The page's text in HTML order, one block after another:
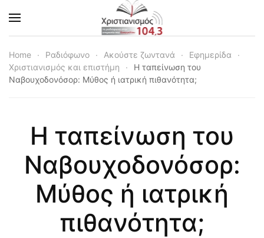
Skip to main content
Home Ραδιόφωνο Ακούστε ζωντανά
Εφημερίδα
Χριστιανισμός και επιστήμη
Η ταπείνωση του
Ναβουχοδονόσορ: Μύθος ή ιατρική πιθανότητα;
Η ταπείνωση του
Ναβουχοδονόσορ:
Μύθος ή ιατρική
πιθανότητα;